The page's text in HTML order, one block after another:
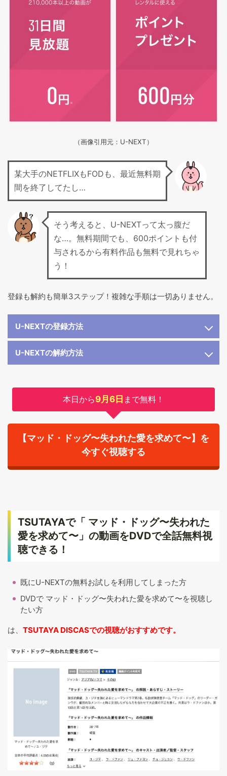
（画像引用元：U-NEXT）
某大手のNETFLIXもFODも、最近無料期
間を終了してたし…
そう考えると、U-NEXTって太っ腹だ
な…。無料期間でも、600ポイントも付
与されるから有料作品も無料で見れちゃ
う！
登録も解約も簡単3ステップ！複雑な手順は一切ありません。
U-NEXTの登録方法
U-NEXTの解約方法
本日から9月6日 まで無料！
【マッド・ドッグ〜失われた愛を求めて〜】を
今すぐ視聴する
TSUTAYAで「 マッド・ドッグ〜失われた
愛を求めて〜」の動画をDVDで全話無料視
聴できる！
既にU-NEXTの無料お試しを利用してしまった方
DVDで マッド・ドッグ〜失われた愛を求めて〜を視聴し
たい方
は、 TSUTAYA DISCASでの視聴がおすすめです。